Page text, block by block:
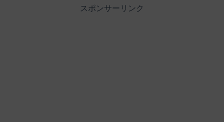
スポンサーリンク